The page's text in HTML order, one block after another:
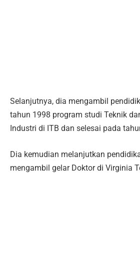
Selanjutnya, dia mengambil
tahun 1998 program studi Teknik
Industri di ITB dan selesai pada
Dia kemudian melanjutkan
mengambil gelar Doktor di Virginia